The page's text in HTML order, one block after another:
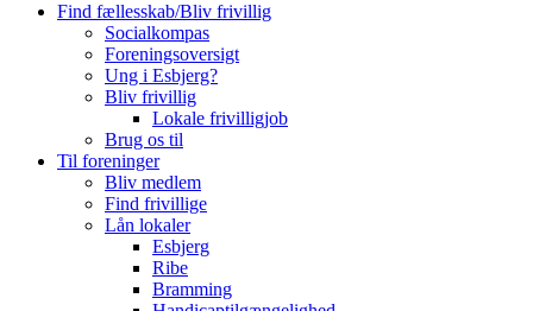
Find fællesskab/Bliv frivillig
Socialkompas
Foreningsoversigt
Ung i Esbjerg?
Bliv frivillig
Lokale frivilligjob
Brug os til
Til foreninger
Bliv medlem
Find frivillige
Lån lokaler
Esbjerg
Ribe
Bramming